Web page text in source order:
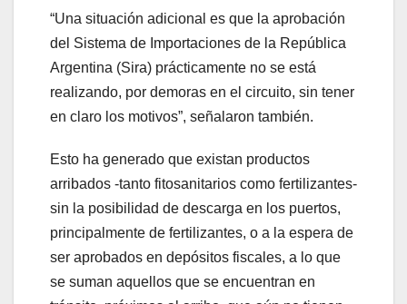
“Una situación adicional es que la aprobación
del Sistema de Importaciones de la República
Argentina (Sira) prácticamente no se está
realizando, por demoras en el circuito, sin tener
en claro los motivos”, señalaron también.
Esto ha generado que existan productos
arribados -tanto fitosanitarios como fertilizantes-
sin la posibilidad de descarga en los puertos,
principalmente de fertilizantes, o a la espera de
ser aprobados en depósitos fiscales, a lo que
se suman aquellos que se encuentran en